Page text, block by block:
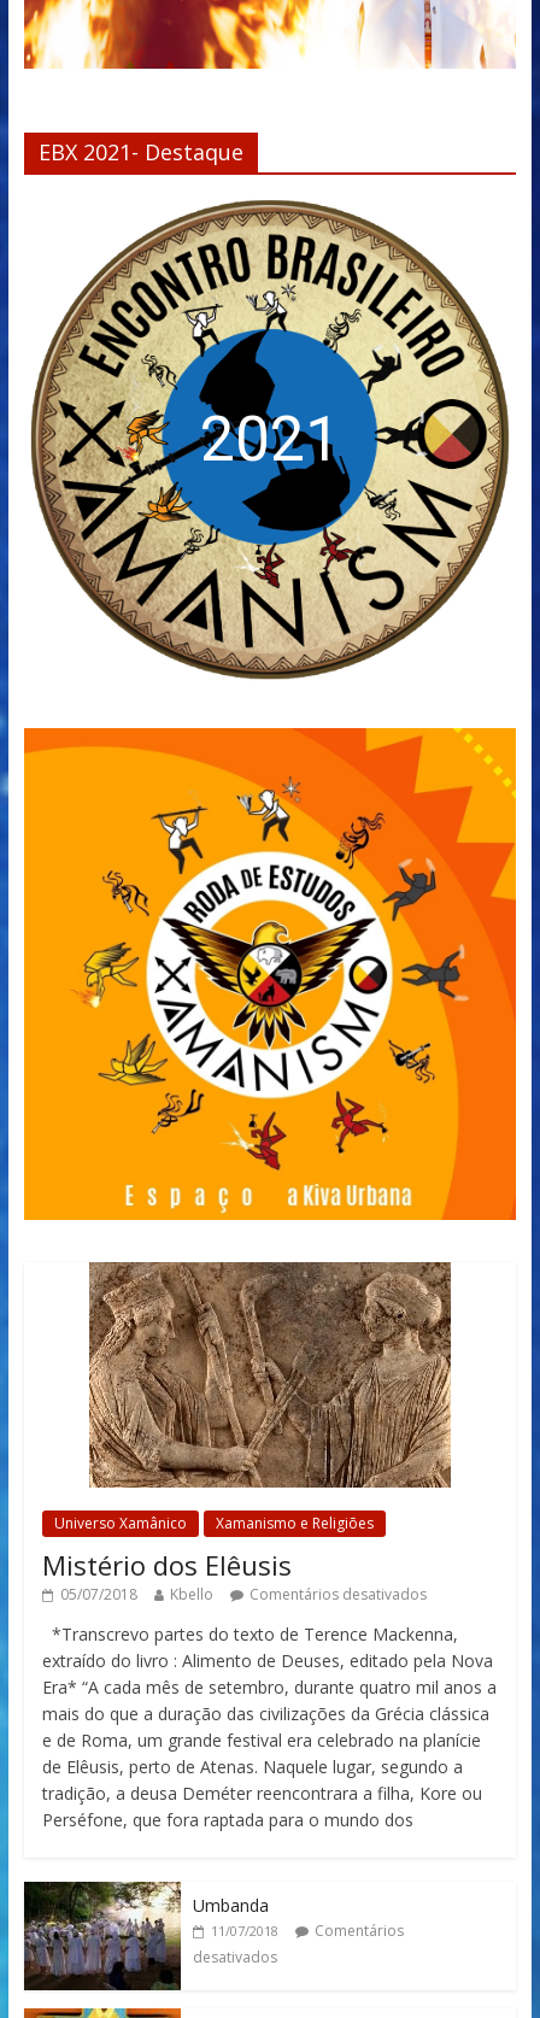
EBX 2021- Destaque
2021
Universo Xamânico Xamanismo e Religiões
Mistério dos Elêusis
05/07/2018 Kbello Comentários desativados
*Transcrevo partes do texto de Terence Mackenna,
extraído do livro : Alimento de Deuses, editado pela Nova
Era* “A cada mês de setembro, durante quatro mil anos a
mais do que a duração das civilizações da Grécia clássica
e de Roma, um grande festival era celebrado na planície
de Elêusis, perto de Atenas. Naquele lugar, segundo a
tradição, a deusa Deméter reencontrara a filha, Kore ou
Perséfone, que fora raptada para o mundo dos
Umbanda
11/07/2018
Comentários
desativados